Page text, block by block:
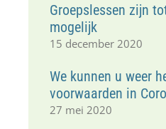
Groepslessen zijn
mogelijk
15 december 2020
We kunnen u weer
voorwaarden in
27 mei 2020